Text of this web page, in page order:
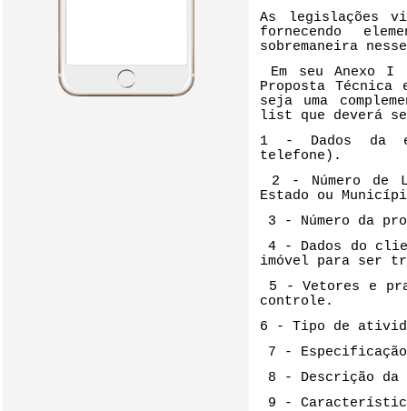
As legislações
fornecendo
sobremaneira
Em seu Anexo
Proposta Técnica
seja uma
list que deverá
1 - Dados da
telefone).
2 - Número de
Estado ou
3 - Número da
4 - Dados do
imóvel para ser
5 - Vetores e
controle.
6 - Tipo de
7 -
8 - Descrição da
9 -